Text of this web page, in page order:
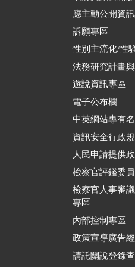
應主動公開資訊
訴願專區
性別主流化/性
法務研究計畫
遊說資訊專區
電子公布欄
中英網站專有
資訊安全行政規
人民申請提供
檢察官評鑑委
檢察官人事審
專區
內部控制專區
政策宣導廣告
請託關說登錄